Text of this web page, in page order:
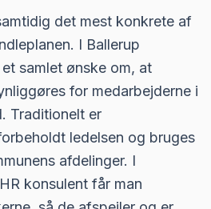
det mest konkrete af
I Ballerup
samlet ønske om, at
for medarbejderne i
Traditionelt er
ledelsen og bruges
afdelinger. I
konsulent får man